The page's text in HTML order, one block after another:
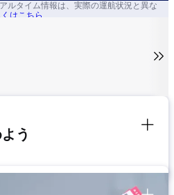
ルタイム情報は、実際の運航状況と異な
はこちら

う